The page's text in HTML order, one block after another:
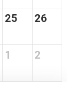
25 26
1 2